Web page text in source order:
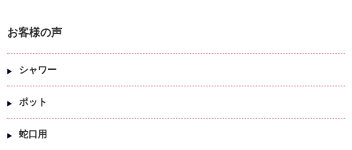
お客様の声
シャワー
ポット
蛇口用